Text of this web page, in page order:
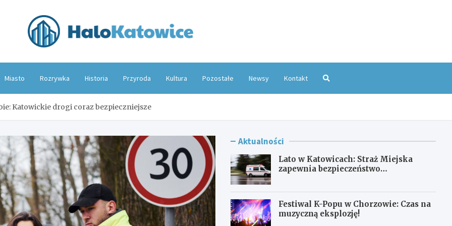
Miasto Rozrywka Historia Przyroda Kultura Pozostałe Newsy Kontakt
Katowickie drogi coraz bezpieczniejsze
Aktualności
Lato w Katowicach: Straż Miejska
zapewnia bezpieczeństwo
Festiwal K-Popu w Chorzowie: Czas na
muzyczną eksplozję!